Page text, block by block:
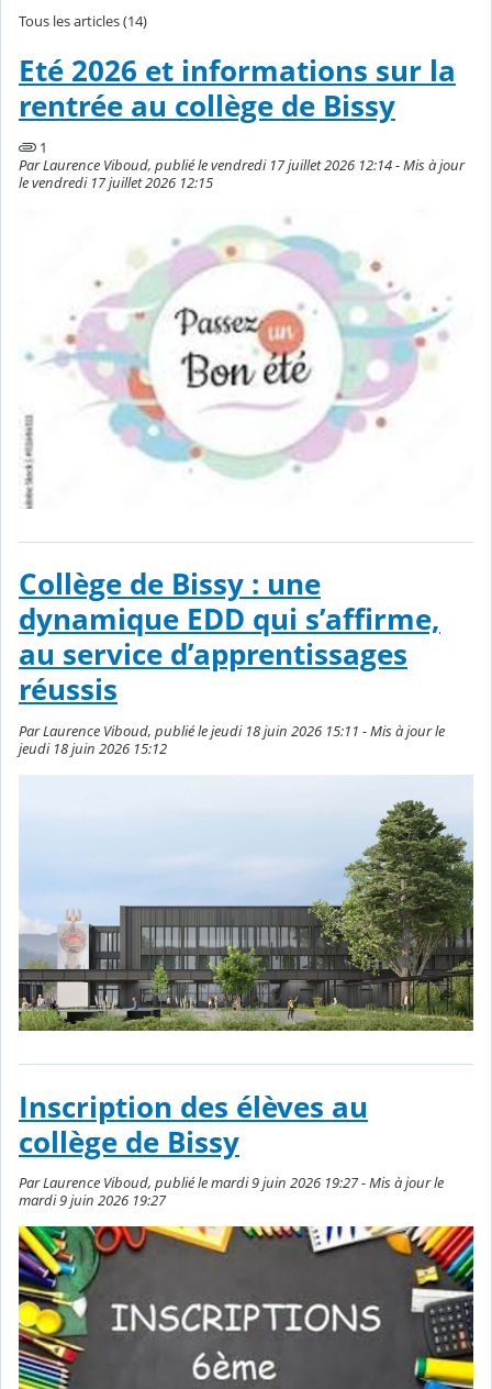
Tous les articles (14)
Eté 2026 et informations sur la
rentrée au collège de Bissy
1
Par Laurence Viboud, publié le vendredi 17 juillet 2026 12:14 - Mis à jour
le vendredi 17 juillet 2026 12:15
Collège de Bissy : une
dynamique EDD qui s’affirme,
au service d’apprentissages
réussis
Par Laurence Viboud, publié le jeudi 18 juin 2026 15:11 - Mis à jour le
jeudi 18 juin 2026 15:12
Inscription des élèves au
collège de Bissy
Par Laurence Viboud, publié le mardi 9 juin 2026 19:27 - Mis à jour le
mardi 9 juin 2026 19:27